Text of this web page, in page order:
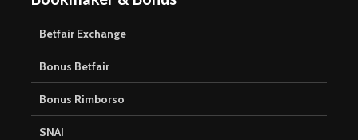
Betfair Exchange
Bonus Betfair
Bonus Rimborso
SNAI